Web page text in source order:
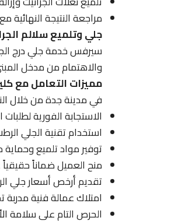
مراجعة النتيجة النهائية
جلي وتلميع سلالم
سيرفس خدمة جلي درج
والاهتمام من مدخل
مميزات التعامل مع
في مدينة جدة من خلال
الاستجابة الفورية
استخدام تقنية الجلي
توفير مواد تلميع
منح العميل ضماناً
تقديم أرخص أسعار جلي
امتلاك عمالة فنية مدربة
الحرص التام على سلامة